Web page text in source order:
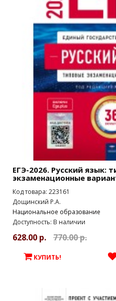
ЕГЭ-2026. Русский язык:
экзаменационные
Код товара: 223161
Дощинский Р.А.
Национальное образование
Доступность: В наличии
628.00 р. 770.00 р.
КУПИТЬ!